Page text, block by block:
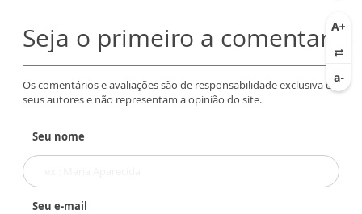
Seja o primeiro a comentar
Os comentários e avaliações são de responsabilidade exclusiva de
seus autores e não representam a opinião do site.
Seu nome
Seu e-mail